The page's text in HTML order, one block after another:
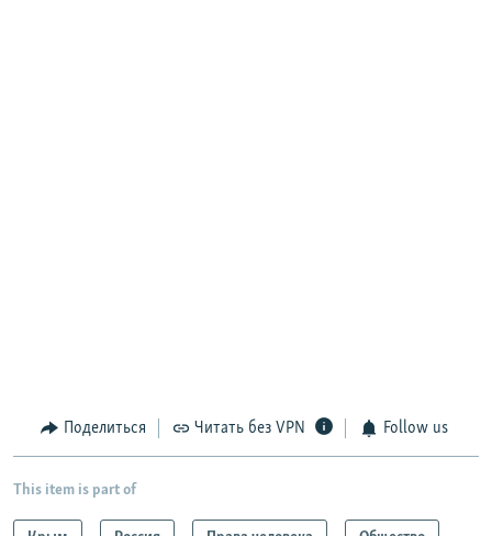
Поделиться Читать без VPN Follow us
This item is part of